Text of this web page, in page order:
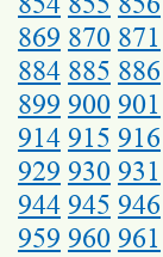
869 870 871
884 885 886
899 900 901
914 915 916
929 930 931
944 945 946
959 960 961